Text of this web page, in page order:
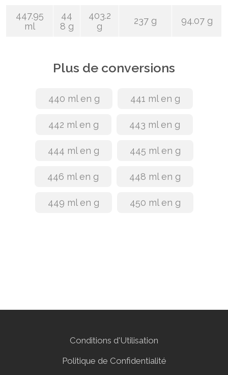
447.95
ml
44
8 g
403.2
g
237 g 94.07 g
Plus de conversions
440 ml en g 441 ml en g
442 ml en g 443 ml en g
444 ml en g 445 ml en g
446 ml en g 448 ml en g
449 ml en g 450 ml en g
Conditions d'Utilisation
Politique de Confidentialité